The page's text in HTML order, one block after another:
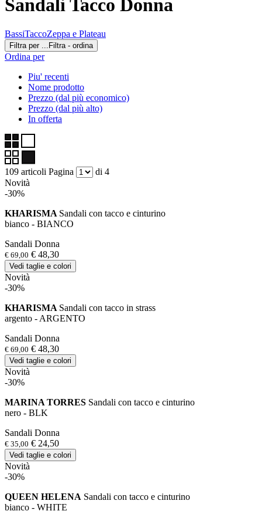
Sandali Tacco Donna
BassiTaccoZeppa e Plateau
Filtra per ... Filtra - ordina
Ordina per
Piu' recenti
Nome prodotto
Prezzo (dal più economico)
Prezzo (dal più alto)
In offerta
109 articoli Pagina
di 4
Novità
-30%
KHARISMA Sandali con tacco e cinturino
bianco - BIANCO
Sandali Donna
€ 69,00 € 48,30
Vedi taglie e colori
Novità
-30%
KHARISMA Sandali con tacco in strass
argento - ARGENTO
Sandali Donna
€ 69,00 € 48,30
Vedi taglie e colori
Novità
-30%
MARINA TORRES Sandali con tacco e cinturino
nero - BLK
Sandali Donna
€ 35,00 € 24,50
Vedi taglie e colori
Novità
-30%
QUEEN HELENA Sandali con tacco e cinturino
bianco - WHITE